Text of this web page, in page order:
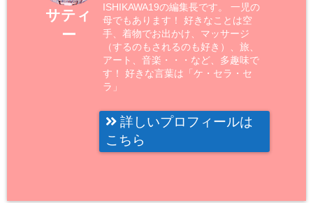
サティ
ー
ISHIKAWA19の編集長です。 一児の
母でもあります！ 好きなことは空
手、着物でお出かけ、マッサージ
（するのもされるのも好き）、旅、
アート、音楽・・・など、多趣味で
す！ 好きな言葉は「ケ・セラ・セ
ラ」
詳しいプロフィールは
こちら